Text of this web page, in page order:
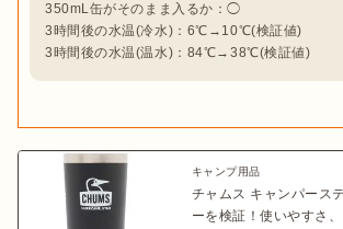
350mL缶がそのまま入るか：◯
3時間後の水温(冷水)：6℃→10℃(検証値)
3時間後の水温(温水)：84℃→38℃(検証値)
キャンプ用品
チャムス キャンパース
ーを検証！使いやすさ